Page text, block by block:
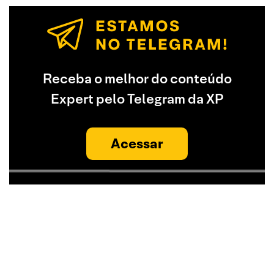
Receba o melhor do conteúdo
Expert pelo Telegram da XP
Acessar